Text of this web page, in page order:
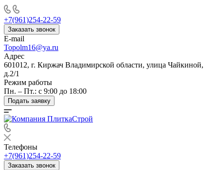
+7(961)254-22-59
Заказать звонок
E-mail
Topolm16@ya.ru
Адрес
601012, г. Киржач Владимирской области, улица Чайкиной,
д.2/1
Режим работы
Пн. – Пт.: с 9:00 до 18:00
Подать заявку
Телефоны
+7(961)254-22-59
Заказать звонок